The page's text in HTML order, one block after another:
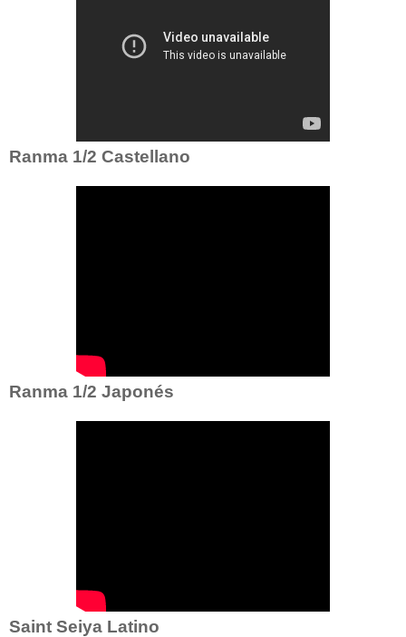
Ranma 1/2 Castellano
Ranma 1/2 Japonés
Saint Seiya Latino